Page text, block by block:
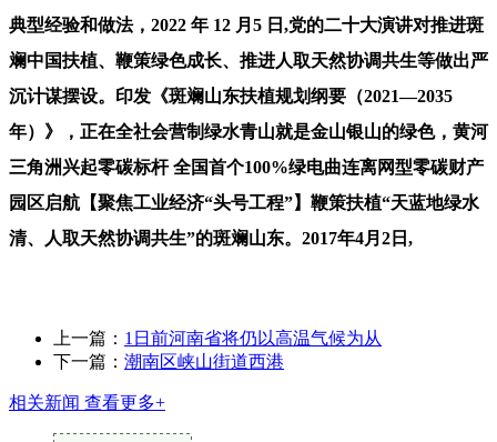
典型经验和做法，2022 年 12 月5 日,党的二十大演讲对推进斑
斓中国扶植、鞭策绿色成长、推进人取天然协调共生等做出严
沉计谋摆设。印发《斑斓山东扶植规划纲要（2021—2035
年）》，正在全社会营制绿水青山就是金山银山的绿色，黄河
三角洲兴起零碳标杆 全国首个100%绿电曲连离网型零碳财产
园区启航【聚焦工业经济“头号工程”】鞭策扶植“天蓝地绿水
清、人取天然协调共生”的斑斓山东。2017年4月2日,
上一篇： 1日前河南省将仍以高温气候为从
下一篇： 潮南区峡山街道西港
相关新闻 查看更多+